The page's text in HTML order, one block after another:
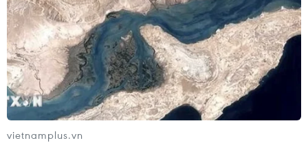
tốc, hướng tới mục tiêu khai thác
cuối năm 2026
05/08/2026 10:59
Thẻ tín dụng Cake 2in1: Cho phép
đặc quyền thiết kế của người dùng
05/08/2026 09:48
vietnamplus.vn